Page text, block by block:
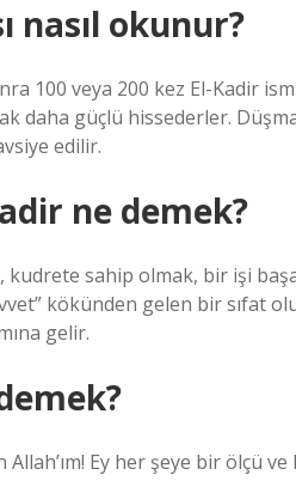
nasıl okunur?
100 veya 200 kez El-Kadir
daha güçlü hissederler.
edilir.
ne demek?
kudrete sahip olmak, bir işi
kökünden gelen bir sıfat
gelir.
Ey her şeye bir ölçü ve